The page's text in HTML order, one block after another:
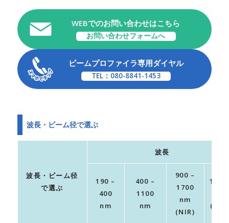
WEBでのお問い合わせはこちら
お問い合わせフォームへ
ビームプロファイラ専用ダイヤル
TEL：080-8841-1453
波長・ビーム径で選ぶ
波長・ビーム径
で選ぶ
波長
190 –
400
nm
400 –
1100
nm
900 –
1700
nm
(NIR)
1 –